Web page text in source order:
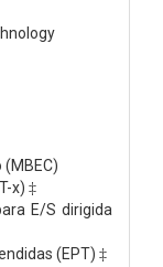
x) ‡
E/S dirigida
(EPT) ‡